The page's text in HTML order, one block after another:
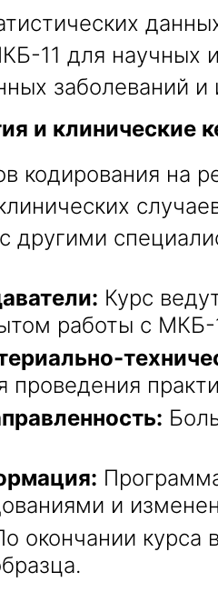
11 для научных
заболеваний и
и клинические
кодирования на
другими
Курс
работы с МКБ-
проведения
и
окончании курса